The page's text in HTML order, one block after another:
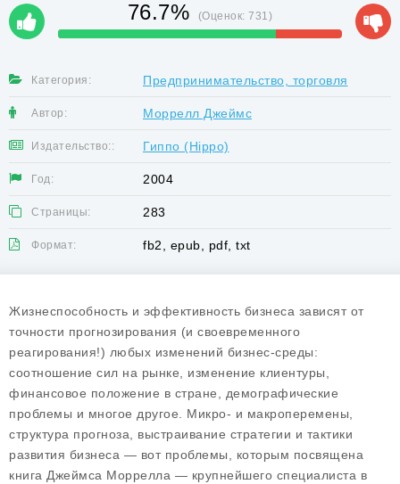
76.7% (Оценок:731)
Категория: Предпринимательство, торговля
Автор: Моррелл Джеймс
Издательство:: Гиппо (Hippo)
Год: 2004
Страницы: 283
Формат: fb2, epub, pdf, txt
Жизнеспособность и эффективность бизнеса зависят от
точности прогнозирования (и своевременного
реагирования!) любых изменений бизнес-среды:
соотношение сил на рынке, изменение клиентуры,
финансовое положение в стране, демографические
проблемы и многое другое. Микро- и макроперемены,
структура прогноза, выстраивание стратегии и тактики
развития бизнеса — вот проблемы, которым посвящена
книга Джеймса Моррелла — крупнейшего специалиста в